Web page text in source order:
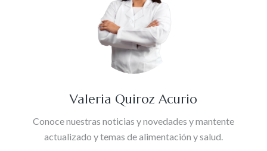
Valeria Quiroz Acurio
Conoce nuestras noticias y novedades y mantente
actualizado y temas de alimentación y salud.